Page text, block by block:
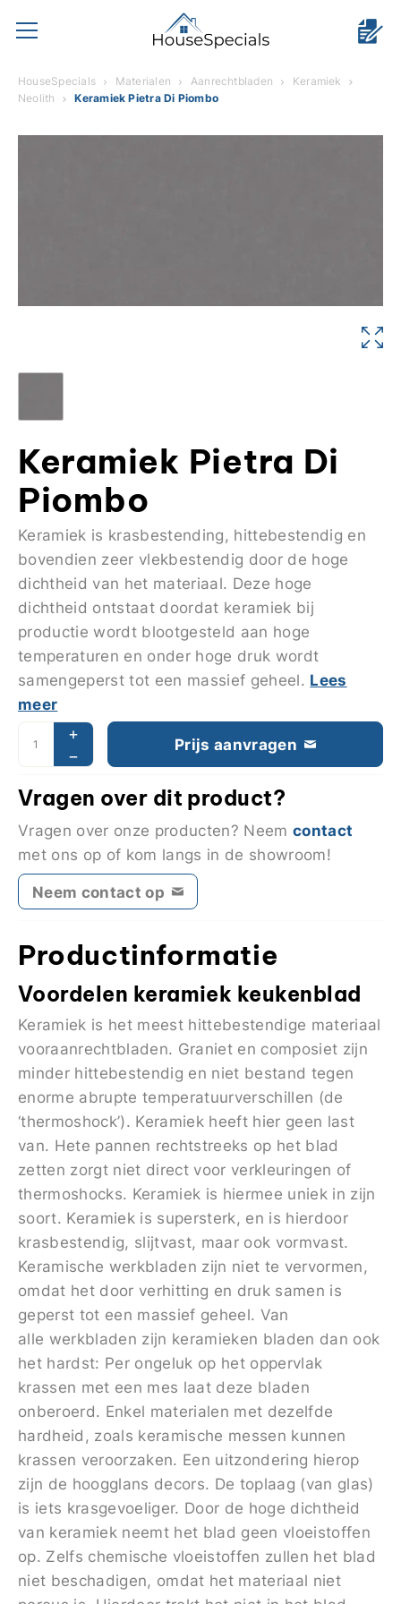
HouseSpecials Materialen Aanrechtbladen
Keramiek
Neolith
Keramiek Pietra Di Piombo
Keramiek Pietra Di
Piombo
Keramiek is krasbestending, hittebestendig en
bovendien zeer vlekbestendig door de hoge
dichtheid van het materiaal. Deze hoge
dichtheid ontstaat doordat keramiek bij
productie wordt blootgesteld aan hoge
temperaturen en onder hoge druk wordt
samengeperst tot een massief geheel. Lees
meer
Prijs aanvragen
Vragen over dit product?
Vragen over onze producten? Neem contact
met ons op of kom langs in de showroom!
Neem contact op
Productinformatie
Voordelen keramiek keukenblad
Keramiek is het meest hittebestendige materiaal
vooraanrechtbladen. Graniet en composiet zijn
minder hittebestendig en niet bestand tegen
enorme abrupte temperatuurverschillen (de
‘thermoshock’). Keramiek heeft hier geen last
van. Hete pannen rechtstreeks op het blad
zetten zorgt niet direct voor verkleuringen of
thermoshocks. Keramiek is hiermee uniek in zijn
soort. Keramiek is supersterk, en is hierdoor
krasbestendig, slijtvast, maar ook vormvast.
Keramische werkbladen zijn niet te vervormen,
omdat het door verhitting en druk samen is
geperst tot een massief geheel. Van
alle werkbladen zijn keramieken bladen dan ook
het hardst: Per ongeluk op het oppervlak
krassen met een mes laat deze bladen
onberoerd. Enkel materialen met dezelfde
hardheid, zoals keramische messen kunnen
krassen veroorzaken. Een uitzondering hierop
zijn de hoogglans decors. De toplaag (van glas)
is iets krasgevoeliger. Door de hoge dichtheid
van keramiek neemt het blad geen vloeistoffen
op. Zelfs chemische vloeistoffen zullen het blad
niet beschadigen, omdat het materiaal niet